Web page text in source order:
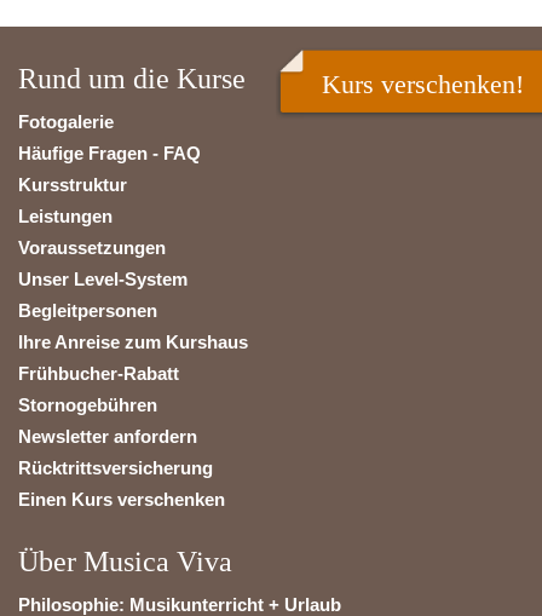
Rund um die Kurse
Fotogalerie
Häufige Fragen - FAQ
Kursstruktur
Leistungen
Voraussetzungen
Unser Level-System
Begleitpersonen
Ihre Anreise zum Kurshaus
Frühbucher-Rabatt
Stornogebühren
Newsletter anfordern
Rücktrittsversicherung
Einen Kurs verschenken
Über Musica Viva
Philosophie: Musikunterricht + Urlaub
Kurs verschenken!